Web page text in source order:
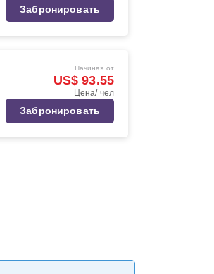
Забронировать
Начиная от
US$ 93.55
Цена/ чел
Забронировать